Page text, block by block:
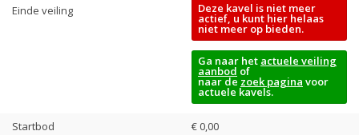
Einde veiling Deze kavel is niet meer
actief, u kunt hier helaas
niet meer op bieden.
Ga naar het actuele veiling
aanbod of
naar de zoek pagina voor
actuele kavels.
Startbod
€ 0,00